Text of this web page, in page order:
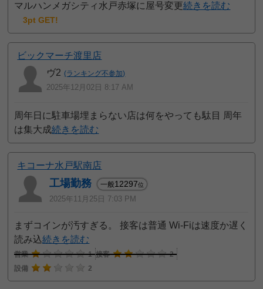
マルハンメガシティ水戸赤塚に屋号変更続きを読む
3pt GET!
ビックマーチ渡里店
ヴ2 (ランキング不参加)
2025年12月02日 8:17 AM
周年日に駐車場埋まらない店は何をやっても駄目 周年
は集大成続きを読む
キコーナ水戸駅南店
工場勤務 一般12297位
2025年11月25日 7:03 PM
まずコインが汚すぎる。 接客は普通 Wi-Fiは速度か遅く
読み込続きを読む
営業 1 接客
2
設備
2